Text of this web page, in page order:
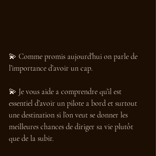
💫 Comme promis aujourd’hui on parle de
l’importance d’avoir un cap.
💫 Je vous aide a comprendre qu’il est
essentiel d’avoir un pilote a bord et surtout
une destination si l’on veut se donner les
meilleures chances de diriger sa vie plutôt
que de la subir.